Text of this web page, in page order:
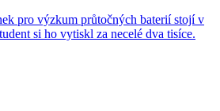
pro výzkum průtočných baterií stojí v
si ho vytiskl za necelé dva tisíce.